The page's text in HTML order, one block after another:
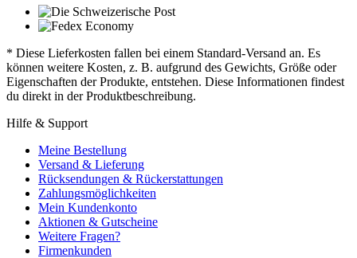
* Diese Lieferkosten fallen bei einem Standard-Versand an. Es
können weitere Kosten, z. B. aufgrund des Gewichts, Größe oder
Eigenschaften der Produkte, entstehen. Diese Informationen findest
du direkt in der Produktbeschreibung.
Hilfe & Support
Meine Bestellung
Versand & Lieferung
Rücksendungen & Rückerstattungen
Zahlungsmöglichkeiten
Mein Kundenkonto
Aktionen & Gutscheine
Weitere Fragen?
Firmenkunden